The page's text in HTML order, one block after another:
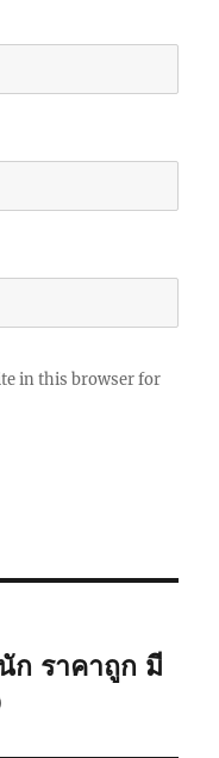
in this browser for
ก ราคาถูก มี